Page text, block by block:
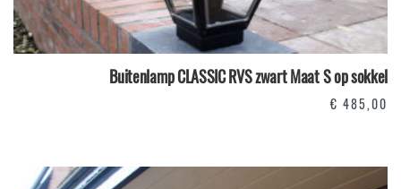
Buitenlamp CLASSIC RVS zwart Maat S op sokkel
€ 485,00